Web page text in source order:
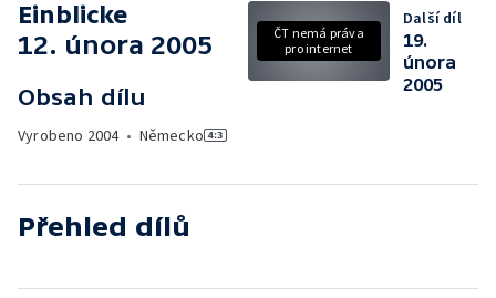
Einblicke
12. února 2005
Obsah dílu
Vyrobeno 2004• Německo
ČT nemá práva
pro internet
Další díl
19.
února
2005
Přehled dílů